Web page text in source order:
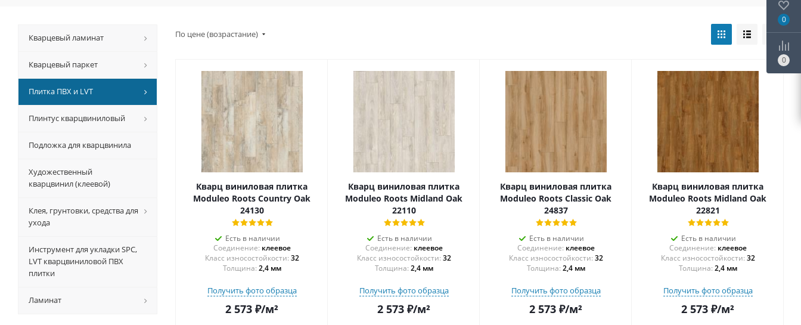
По цене (возрастание)
Кварц виниловая плитка
Moduleo Roots Country Oak
24130
Есть в наличии
Соединение: клеевое
32
Толщина: 2,4 мм
Получить фото образца
2 573 ₽/м²
Кварц виниловая плитка
Moduleo Roots Midland Oak
22110
Есть в наличии
Соединение: клеевое
32
Толщина: 2,4 мм
Получить фото образца
2 573 ₽/м²
Кварц виниловая плитка
Moduleo Roots Classic Oak
24837
Есть в наличии
Соединение: клеевое
32
Толщина: 2,4 мм
Получить фото образца
2 573 ₽/м²
Кварц виниловая плитка
Moduleo Roots Midland Oak
22821
Есть в наличии
Соединение: клеевое
32
Толщина: 2,4 мм
Получить фото образца
2 573 ₽/м²
Кварцевый ламинат
Кварцевый паркет
Плитка ПВХ и LVT
Плинтус кварцвиниловый
Подложка для кварцвинила
Художественный
кварцвинил (клеевой)
Клея, грунтовки, средства для
ухода
Инструмент для укладки SPC,
LVT кварцвиниловой ПВХ
плитки
Ламинат
0
0